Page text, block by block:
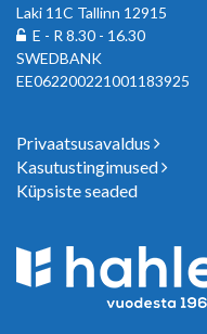
Laki 11C Tallinn 12915
E - R 8.30 - 16.30
SWEDBANK
EE062200221001183925
Privaatsusavaldus
Kasutustingimused
Küpsiste seaded